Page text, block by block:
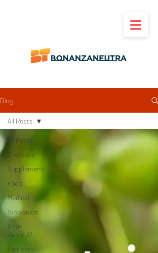
Blog
All Posts
Cosmetic
Supplement
Food
Medical
Innovation
Anti-
dandruff
Hair care
All Posts